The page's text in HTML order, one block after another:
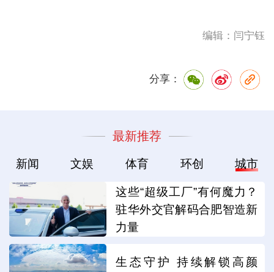
编辑：闫宁钰
分享：
最新推荐
新闻 文娱 体育 环创 城市
这些“超级工厂”有何魔力？
驻华外交官解码合肥智造新
力量
生态守护 持续解锁高颜